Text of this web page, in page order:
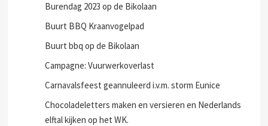
Burendag 2023 op de Bikolaan
Buurt BBQ Kraanvogelpad
Buurt bbq op de Bikolaan
Campagne: Vuurwerkoverlast
Carnavalsfeest geannuleerd i.v.m. storm Eunice
Chocoladeletters maken en versieren en Nederlands
elftal kijken op het WK.